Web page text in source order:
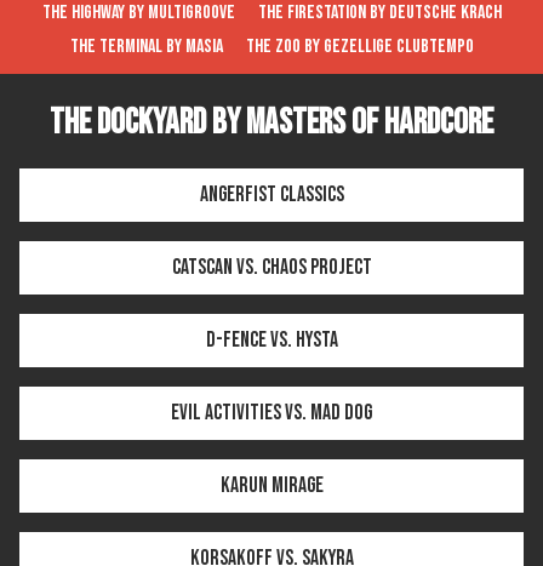
THE HIGHWAY by MULTIGROOVE
THE FIRESTATION by DEUTSCHE KRACH
THE TERMINAL by MASIA
THE ZOO by GEZELLIGE CLUBTEMPO
THE DOCKYARD by MASTERS OF HARDCORE
Angerfist CLASSICS
Catscan vs. Chaos Project
D-Fence vs. Hysta
Evil Activities vs. Mad Dog
Karun MIRAGE
Korsakoff vs. Sakyra